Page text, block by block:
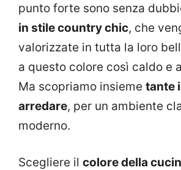
punto forte sono senza
in stile country chic, che
valorizzate in tutta la loro
a questo colore così caldo e
Ma scopriamo insieme tante
arredare, per un ambiente
moderno.
Scegliere il colore della